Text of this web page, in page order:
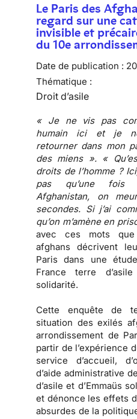
Le Paris des
regard sur une
invisible et
du 10e
Date de publication :
Thématique :
Droit d’asile
« Je ne vis pas
humain ici et je
retourner dans mon
des miens ». «
droits de l’homme ?
pas qu’une fois
Afghanistan, on
secondes. Si j’ai
qu’on m’amène en
avec ces mots
afghans décrivent
Paris dans une
France terre
solidarité.
Cette enquête de
situation des exilés
arrondissement de
partir de l’expérience
service d’accueil,
d’aide administrative
d’asile et d’Emmaüs
et dénonce les effets
absurdes de la